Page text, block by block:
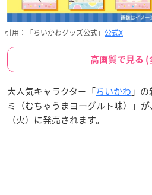
引用：「ちいかわグッズ公式」 公式X
高画質で見る (
大人気キャラクター「ちいかわ 」
ミ（むちゃうまヨーグルト味）」
（火）に発売されます。